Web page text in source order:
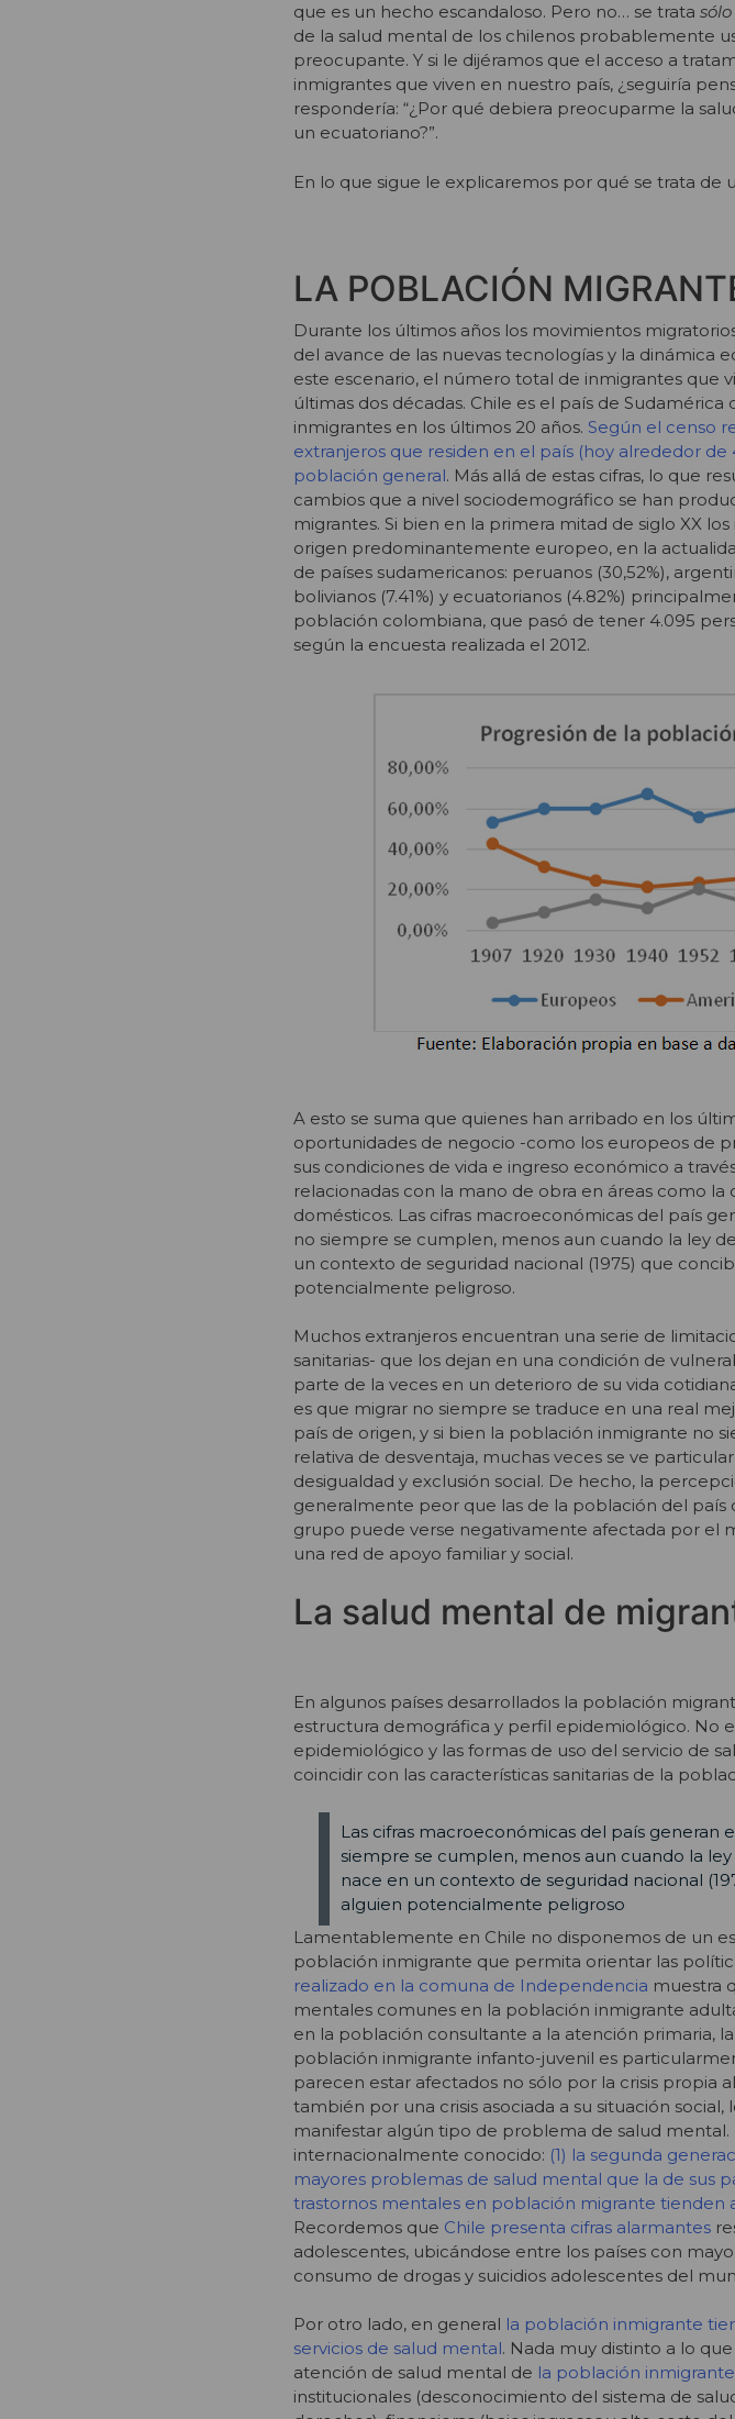
que es un hecho escandaloso. Pero no… se trata sólo
de la salud mental de los chilenos probablemente
preocupante. Y si le dijéramos que el acceso a
inmigrantes que viven en nuestro país, ¿seguiría
respondería: “¿Por qué debiera preocuparme la
un ecuatoriano?”.
En lo que sigue le explicaremos por qué se trata
LA POBLACIÓN
Durante los últimos años los movimientos
del avance de las nuevas tecnologías y la dinámica
este escenario, el número total de inmigrantes que
últimas dos décadas. Chile es el país de
inmigrantes en los últimos 20 años. Según el censo
extranjeros que residen en el país (hoy alrededor
población general. Más allá de estas cifras, lo que
cambios que a nivel sociodemográfico se han
migrantes. Si bien en la primera mitad de siglo XX
origen predominantemente europeo, en la
de países sudamericanos: peruanos (30,52%),
bolivianos (7.41%) y ecuatorianos (4.82%)
población colombiana, que pasó de tener 4.095
según la encuesta realizada el 2012.
A esto se suma que quienes han arribado en los
oportunidades de negocio -como los europeos de
sus condiciones de vida e ingreso económico a
relacionadas con la mano de obra en áreas como la
domésticos. Las cifras macroeconómicas del país
no siempre se cumplen, menos aun cuando la ley
un contexto de seguridad nacional (1975) que
potencialmente peligroso.
Muchos extranjeros encuentran una serie de
sanitarias- que los dejan en una condición de
parte de la veces en un deterioro de su vida
es que migrar no siempre se traduce en una real
país de origen, y si bien la población inmigrante no
relativa de desventaja, muchas veces se ve
desigualdad y exclusión social. De hecho, la
generalmente peor que las de la población del país
grupo puede verse negativamente afectada por el
una red de apoyo familiar y social.
La salud mental de
En algunos países desarrollados la población
estructura demográfica y perfil epidemiológico. No
epidemiológico y las formas de uso del servicio de
coincidir con las características sanitarias de la
Las cifras macroeconómicas del país generan
siempre se cumplen, menos aun cuando la
nace en un contexto de seguridad nacional
alguien potencialmente peligroso
Lamentablemente en Chile no disponemos de un
población inmigrante que permita orientar las
realizado en la comuna de Independencia muestra
mentales comunes en la población inmigrante
en la población consultante a la atención primaria,
población inmigrante infanto-juvenil es
parecen estar afectados no sólo por la crisis propia
también por una crisis asociada a su situación
manifestar algún tipo de problema de salud
internacionalmente conocido: (1) la segunda
mayores problemas de salud mental que la de sus
trastornos mentales en población migrante tienden
Recordemos que Chile presenta cifras alarmantes
adolescentes, ubicándose entre los países con
consumo de drogas y suicidios adolescentes del
Por otro lado, en general la población inmigrante
servicios de salud mental. Nada muy distinto a lo
atención de salud mental de la población
institucionales (desconocimiento del sistema de